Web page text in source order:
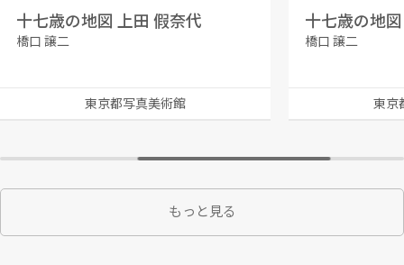
十七歳の地図 上田 假奈代
橋口 譲二
東京都写真美術館
十七歳の地
橋口 譲二
東京
もっと見る